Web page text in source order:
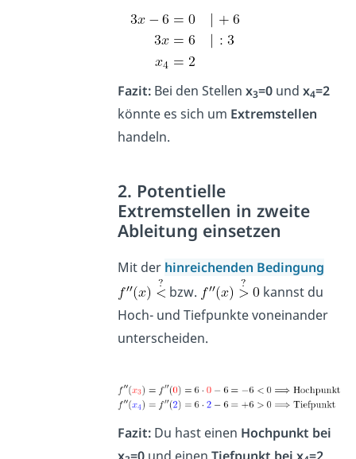
Fazit: Bei den Stellenx3=0 und x4=2
könnte es sich um Extremstellen
handeln.
2. Potentielle
Extremstellen in zweite
Ableitung einsetzen
Mit der hinreichenden Bedingung
bzw.
kannst du
Hoch- und Tiefpunkte voneinander
unterscheiden.
Fazit: Du hast einen Hochpunkt bei